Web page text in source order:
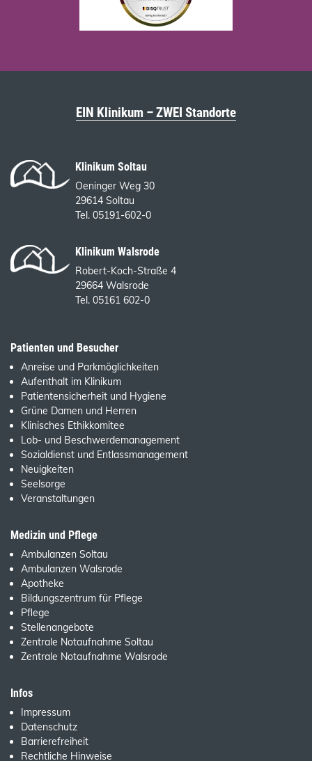
EIN Klinikum – ZWEI Standorte
Klinikum Soltau
Oeninger Weg 30
29614 Soltau
Tel. 05191-602-0
Klinikum Walsrode
Robert-Koch-Straße 4
29664 Walsrode
Tel. 05161 602-0
Patienten und Besucher
Anreise und Parkmöglichkeiten
Aufenthalt im Klinikum
Patientensicherheit und Hygiene
Grüne Damen und Herren
Klinisches Ethikkomitee
Lob- und Beschwerdemanagement
Sozialdienst und Entlassmanagement
Neuigkeiten
Seelsorge
Veranstaltungen
Medizin und Pflege
Ambulanzen Soltau
Ambulanzen Walsrode
Apotheke
Bildungszentrum für Pflege
Pflege
Stellenangebote
Zentrale Notaufnahme Soltau
Zentrale Notaufnahme Walsrode
Infos
Impressum
Datenschutz
Barrierefreiheit
Rechtliche Hinweise